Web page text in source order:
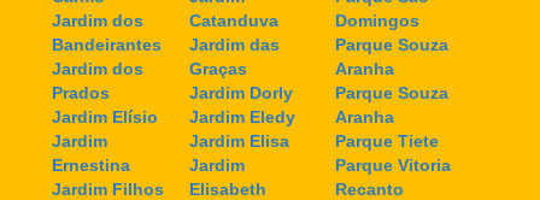
Jardim dos
Bandeirantes
Jardim dos
Prados
Jardim Elísio
Jardim
Ernestina
Jardim Filhos
Catanduva
Jardim das
Graças
Jardim Dorly
Jardim Eledy
Jardim Elisa
Jardim
Elisabeth
Domingos
Parque Souza
Aranha
Parque Souza
Aranha
Parque Tiete
Parque Vitoria
Recanto